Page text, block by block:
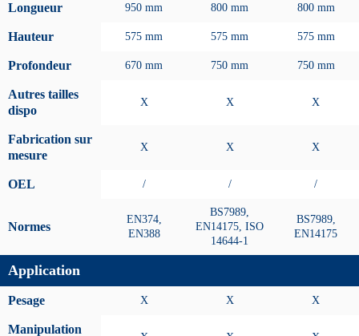
Longueur 950 mm 800 mm 800 mm
Hauteur 575 mm 575 mm 575 mm
Profondeur 670 mm 750 mm 750 mm
Autres tailles
dispo
X X X
Fabrication sur
mesure
X X X
OEL / / /
Normes
EN374,
EN388
BS7989,
EN14175, ISO
14644-1
BS7989,
EN14175
Application
Pesage X X X
Manipulation